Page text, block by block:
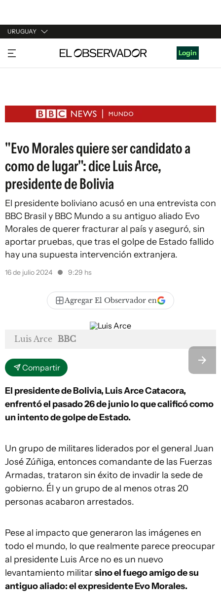
URUGUAY
URUGUAY
ARGENTINA
ESTADOS UNIDOS
Login
"Evo Morales quiere ser candidato a
como de lugar": dice Luis Arce,
presidente de Bolivia
El presidente boliviano acusó en una entrevista con
BBC Brasil y BBC Mundo a su antiguo aliado Evo
Morales de querer fracturar al país y aseguró, sin
aportar pruebas, que tras el golpe de Estado fallido
hay una supuesta intervención extranjera.
16 de julio 2024 9:29 hs
Agregar El Observador en
Luis Arce BBC
Compartir
El presidente de Bolivia, Luis Arce Catacora,
enfrentó el pasado 26 de junio lo que calificó como
un intento de golpe de Estado.
Un grupo de militares liderados por el general Juan
José Zúñiga, entonces comandante de las Fuerzas
Armadas, trataron sin éxito de invadir la sede de
gobierno. Él y un grupo de al menos otras 20
personas acabaron arrestados.
Pese al impacto que generaron las imágenes en
todo el mundo, lo que realmente parece preocupar
al presidente Luis Arce no es un nuevo
levantamiento militarsino el fuego amigo de su
antiguo aliado: el expresidente Evo Morales.